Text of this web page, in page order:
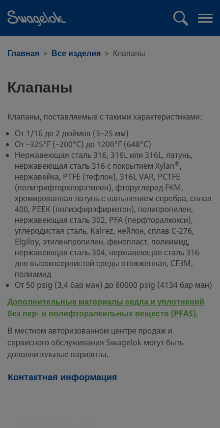
Главная
Все изделия Клапаны
Клапаны
Клапаны, поставляемые с такими характеристиками:
От 1/16 до 2 дюймов (3–25 мм)
От –325°F (–200°C) до 1200°F (648°C)
Нержавеющая сталь 316, 316L или 316L, латунь,
нержавеющая сталь 316 с покрытием Xylan®,
нержавейка, PTFE (тефлон), 316L VAR, PCTFE
(политрифторхлорэтилен), фторуглерод FKM,
хромированная латунь с напылением серебра, сплав
400, PEEK (полиэфирэфиркетон), полипропилен,
нержавеющая сталь 302, PFA (перфторалкокси),
углеродистая сталь, Kalrez, нейлон, сплав C-276,
Elgiloy, этиленпропилен, фенопласт, полиимид,
нержавеющая сталь 304, нержавеющая сталь 316
для высокосернистой среды отожженная, CF3M,
полиамид
От 50 psig (3,4 бар ман) до 60000 psig (4134 бар ман)
Дополнительные материалы седла и уплотнений
без пер- и полифторалкильных веществ (PFAS).
В местном авторизованном центре продаж и
сервисного обслуживания Swagelok могут быть
дополнительные варианты.
Контактная информация